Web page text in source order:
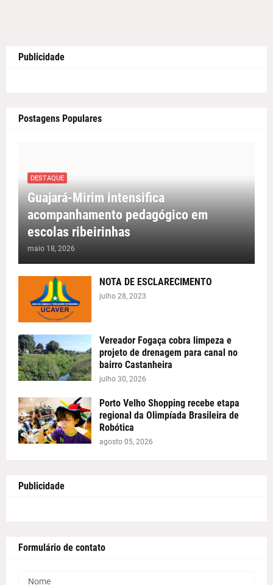
Publicidade
Postagens Populares
DESTAQUE
Guajará-Mirim intensifica
acompanhamento pedagógico em
escolas ribeirinhas
maio 18, 2026
NOTA DE ESCLARECIMENTO
julho 28, 2023
Vereador Fogaça cobra limpeza e
projeto de drenagem para canal no
bairro Castanheira
julho 30, 2026
Porto Velho Shopping recebe etapa
regional da Olimpíada Brasileira de
Robótica
agosto 05, 2026
Publicidade
Formulário de contato